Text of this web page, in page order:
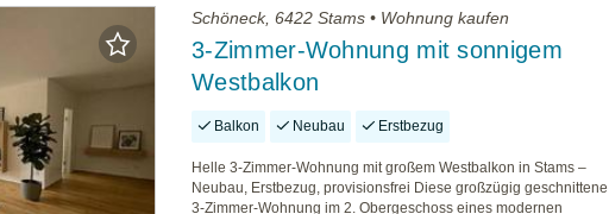
Schöneck, 6422 Stams • Wohnung kaufen
3-Zimmer-Wohnung mit sonnigem
Westbalkon
Balkon Neubau Erstbezug
Helle 3-Zimmer-Wohnung mit großem Westbalkon in Stams –
Neubau, Erstbezug, provisionsfrei Diese großzügig geschnittene
3-Zimmer-Wohnung im 2. Obergeschoss eines modernen